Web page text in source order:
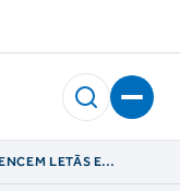
LETÃS E